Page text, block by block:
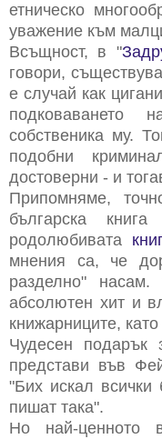
етническо
уважение към
Всъщност, в "
говори,
е случай как
собственика му.
подобни
достоверни - и
Припомняме,
българска
родолюбивата
мнения са, че
разделно"
абсолютен хит и
книжарниците,
Чудесен подарък
представи във
"Бих искал всички
пишат така".
Но най-ценното